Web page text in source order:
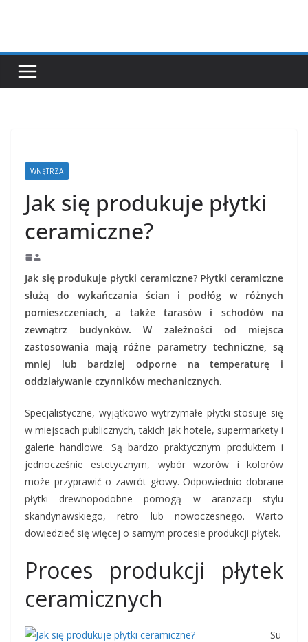
WNĘTRZA
Jak się produkuje płytki
ceramiczne?
Jak się produkuje płytki ceramiczne? Płytki ceramiczne
służą do wykańczania ścian i podłóg w różnych
pomieszczeniach, a także tarasów i schodów na
zewnątrz budynków. W zależności od miejsca
zastosowania mają różne parametry techniczne, są
mniej lub bardziej odporne na temperaturę i
oddziaływanie czynników mechanicznych.
Specjalistyczne, wyjątkowo wytrzymałe płytki stosuje się
w miejscach publicznych, takich jak hotele, supermarkety i
galerie handlowe. Są bardzo praktycznym produktem i
jednocześnie estetycznym, wybór wzorów i kolorów
może przyprawić o zawrót głowy. Odpowiednio dobrane
płytki drewnopodobne pomogą w aranżacji stylu
skandynawskiego, retro lub nowoczesnego. Warto
dowiedzieć się więcej o samym procesie produkcji płytek.
Proces produkcji płytek
ceramicznych
Su